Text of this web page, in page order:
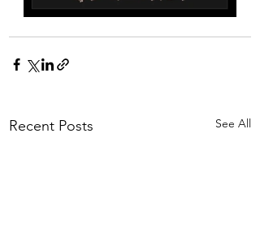
Recent Posts See All